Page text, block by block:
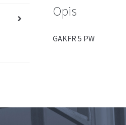
Opis
GAKFR 5 PW